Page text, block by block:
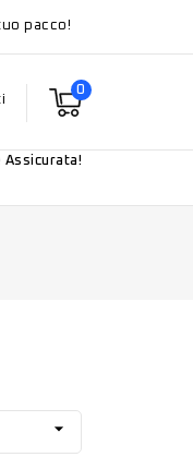
pacco!
0
Assicurata!
